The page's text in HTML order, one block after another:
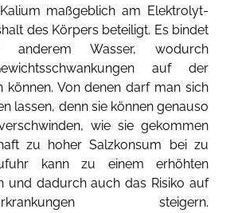
maßgeblich am Elektrolyt-
des Körpers beteiligt. Es bindet
anderem Wasser, wodurch
auf der
können. Von denen darf man sich
lassen, denn sie können genauso
wie sie gekommen
zu hoher Salzkonsum bei zu
kann zu einem erhöhten
und dadurch auch das Risiko auf
Erkrankungen steigern.